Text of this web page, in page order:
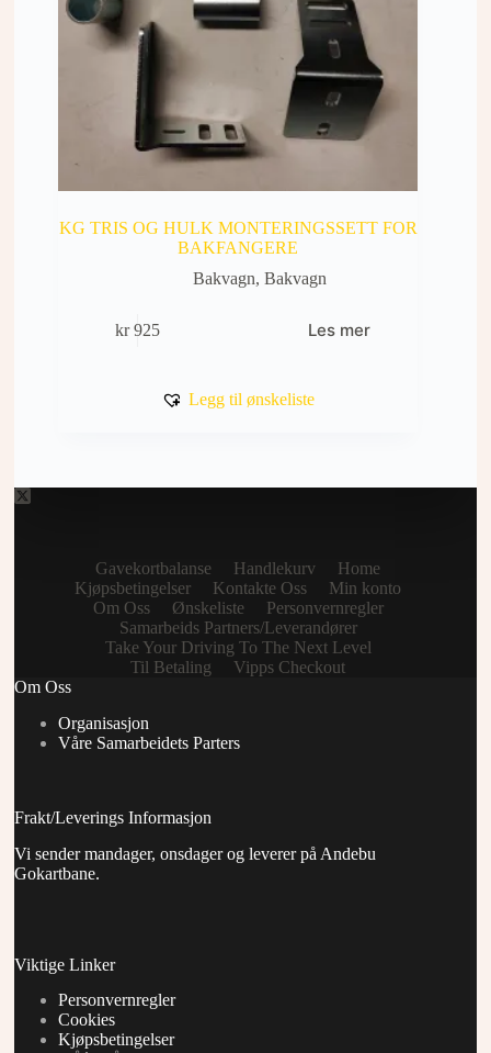
KG TRIS OG HULK MONTERINGSSETT FOR
BAKFANGERE
Bakvagn,Bakvagn
kr925 Les mer
Legg til ønskeliste
Gavekortbalanse Handlekurv
Home
Kjøpsbetingelser
Kontakte Oss
Min konto
Om Oss
Ønskeliste
Personvernregler
Samarbeids Partners/Leverandører
Take Your Driving To The Next Level
Til Betaling
Vipps Checkout
Om Oss
Organisasjon
Våre Samarbeidets Parters
Frakt/Leverings Informasjon
Vi sender mandager, onsdager og leverer på Andebu
Gokartbane.
Viktige Linker
Personvernregler
Cookies
Kjøpsbetingelser